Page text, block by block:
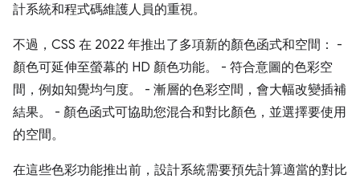
計系統和程式碼維護人員的重視。
不過，CSS 在 2022 年推出了多項新的顏色函式和空間： -
顏色可延伸至螢幕的 HD 顏色功能。 - 符合意圖的色彩空
間，例如知覺均勻度。 - 漸層的色彩空間，會大幅改變插補
結果。 - 顏色函式可協助您混合和對比顏色，並選擇要使用
的空間。
在這些色彩功能推出前，設計系統需要預先計算適當的對比